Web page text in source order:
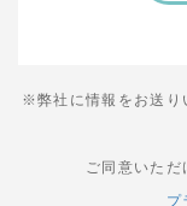
※弊社に情報をお送り
ご同意いただ
プ